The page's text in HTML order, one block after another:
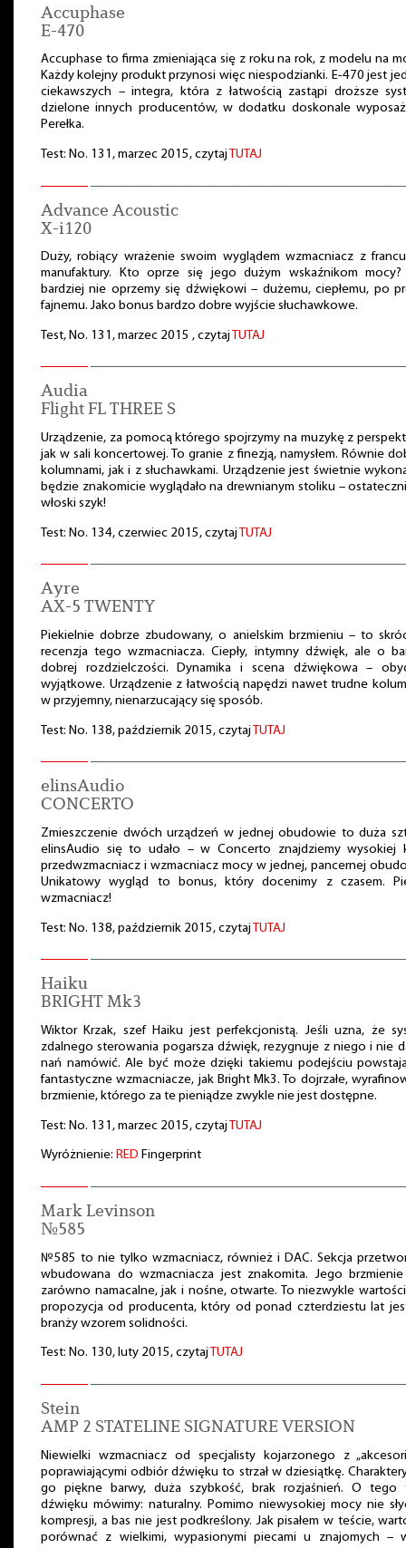
Accuphase
E-470
Accuphase to firma zmieniająca się z roku na rok, z modelu na
Każdy kolejny produkt przynosi więc niespodzianki. E-470 jest
ciekawszych – integra, która z łatwością zastąpi droższe
dzielone innych producentów, w dodatku doskonale
Perełka.
Test: No. 131, marzec 2015, czytaj TUTAJ
Advance Acoustic
X-i120
Duży, robiący wrażenie swoim wyglądem wzmacniacz z
manufaktury. Kto oprze się jego dużym wskaźnikom mocy?
bardziej nie oprzemy się dźwiękowi – dużemu, ciepłemu, po
fajnemu. Jako bonus bardzo dobre wyjście słuchawkowe.
Test, No. 131, marzec 2015 , czytaj TUTAJ
Audia
Flight FL THREE S
Urządzenie, za pomocą którego spojrzymy na muzykę z
jak w sali koncertowej. To granie z finezją, namysłem. Równie
kolumnami, jak i z słuchawkami. Urządzenie jest świetnie
będzie znakomicie wyglądało na drewnianym stoliku –
włoski szyk!
Test: No. 134, czerwiec 2015, czytaj TUTAJ
Ayre
AX-5 TWENTY
Piekielnie dobrze zbudowany, o anielskim brzmieniu – to
recenzja tego wzmacniacza. Ciepły, intymny dźwięk, ale o
dobrej rozdzielczości. Dynamika i scena dźwiękowa –
wyjątkowe. Urządzenie z łatwością napędzi nawet trudne
w przyjemny, nienarzucający się sposób.
Test: No. 138, październik 2015, czytaj TUTAJ
elinsAudio
CONCERTO
Zmieszczenie dwóch urządzeń w jednej obudowie to duża
elinsAudio się to udało – w Concerto znajdziemy wysokiej
przedwzmacniacz i wzmacniacz mocy w jednej, pancernej
Unikatowy wygląd to bonus, który docenimy z czasem.
wzmacniacz!
Test: No. 138, październik 2015, czytaj TUTAJ
Haiku
BRIGHT Mk3
Wiktor Krzak, szef Haiku jest perfekcjonistą. Jeśli uzna, że
zdalnego sterowania pogarsza dźwięk, rezygnuje z niego i nie
nań namówić. Ale być może dzięki takiemu podejściu
fantastyczne wzmacniacze, jak Bright Mk3. To dojrzałe,
brzmienie, którego za te pieniądze zwykle nie jest dostępne.
Test: No. 131, marzec 2015, czytaj TUTAJ
Wyróżnienie: RED Fingerprint
Mark Levinson
№585
№585 to nie tylko wzmacniacz, również i DAC. Sekcja
wbudowana do wzmacniacza jest znakomita. Jego
zarówno namacalne, jak i nośne, otwarte. To niezwykle
propozycja od producenta, który od ponad czterdziestu lat
branży wzorem solidności.
Test: No. 130, luty 2015, czytaj TUTAJ
Stein
AMP 2 STATELINE SIGNATURE VERSION
Niewielki wzmacniacz od specjalisty kojarzonego z
poprawiającymi odbiór dźwięku to strzał w dziesiątkę.
go piękne barwy, duża szybkość, brak rozjaśnień. O tego
dźwięku mówimy: naturalny. Pomimo niewysokiej mocy nie
kompresji, a bas nie jest podkreślony. Jak pisałem w teście,
porównać z wielkimi, wypasionymi piecami u znajomych –